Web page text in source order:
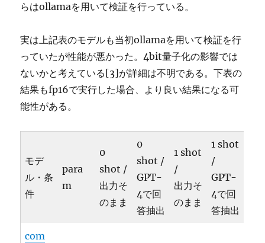
らはollamaを用いて検証を行っている。
実は上記表のモデルも当初ollamaを用いて検証を行
っていたが性能が悪かった。4bit量子化の影響では
ないかと考えている[3]が詳細は不明である。下表の
結果もfp16で実行した場合、より良い結果になる可
能性がある。
モデ
ル・条
件
para
m
0
shot /
出力そ
のまま
0
shot /
GPT-
4で回
答抽出
1 shot
/
出力そ
のまま
1 shot
/
GPT-
4で回
答抽出
com